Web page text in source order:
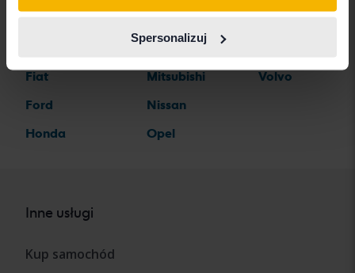
Spersonalizuj
Fiat
Ford
Honda
Mitsubishi
Nissan
Opel
Volvo
Inne usługi
Kup samochód